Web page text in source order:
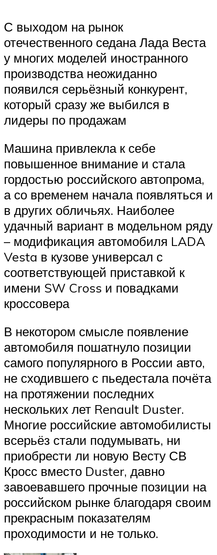
С выходом на рынок
отечественного седана Лада Веста
у многих моделей иностранного
производства неожиданно
появился серьёзный конкурент,
который сразу же выбился в
лидеры по продажам
Машина привлекла к себе
повышенное внимание и стала
гордостью российского автопрома,
а со временем начала появляться и
в других обличьях. Наиболее
удачный вариант в модельном ряду
– модификация автомобиля LADA
Vesta в кузове универсал с
соответствующей приставкой к
имени SW Cross и повадками
кроссовера
В некотором смысле появление
автомобиля пошатнуло позиции
самого популярного в России авто,
не сходившего с пьедестала почёта
на протяжении последних
нескольких лет Renault Duster.
Многие российские автомобилисты
всерьёз стали подумывать, ни
приобрести ли новую Весту СВ
Кросс вместо Duster, давно
завоевавшего прочные позиции на
российском рынке благодаря своим
прекрасным показателям
проходимости и не только.